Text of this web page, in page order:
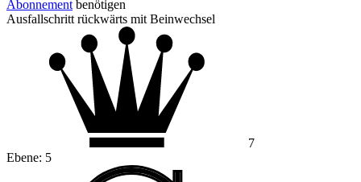
Abonnement benötigen
Ausfallschritt rückwärts mit Beinwechsel
7
Ebene: 5